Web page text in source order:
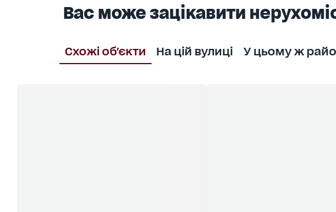
Вас може зацікавити
Схожі об'єкти На цій вулиці У цьому ж